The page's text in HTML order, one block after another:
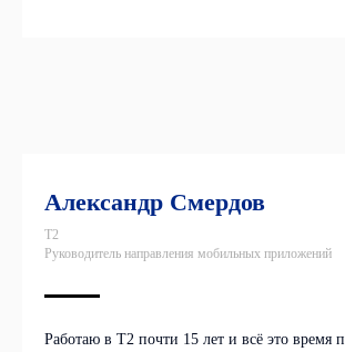
Александр Смердов
T2
Руководитель направления мобильных приложений
Работаю в T2 почти 15 лет и всё это время